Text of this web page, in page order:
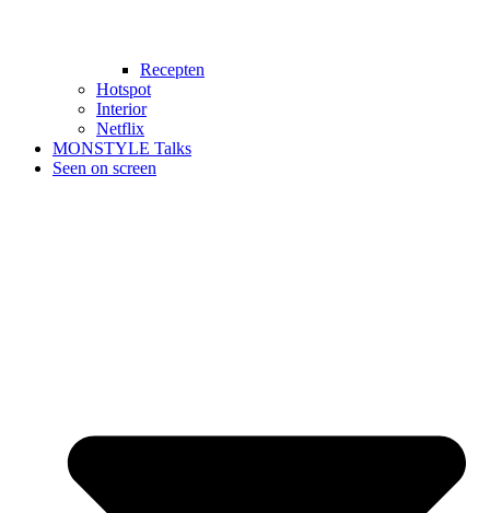
Recepten
Hotspot
Interior
Netflix
MONSTYLE Talks
Seen on screen